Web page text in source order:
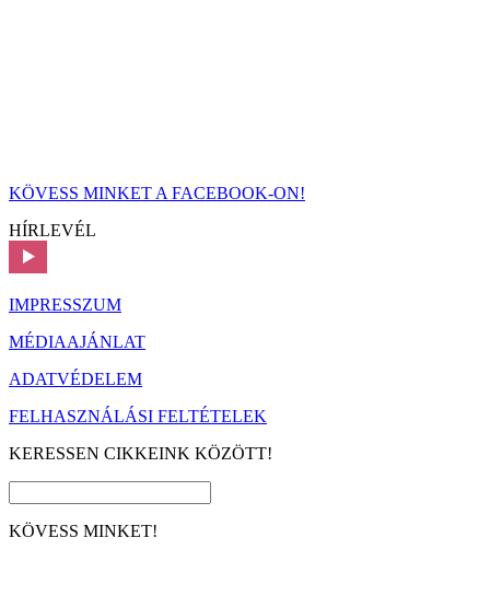
KÖVESS MINKET A FACEBOOK-ON!
HÍRLEVÉL
IMPRESSZUM
MÉDIAAJÁNLAT
ADATVÉDELEM
FELHASZNÁLÁSI FELTÉTELEK
KERESSEN CIKKEINK KÖZÖTT!
KÖVESS MINKET!